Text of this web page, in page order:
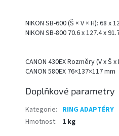
NIKON SB-600 (Š × V × H): 68 x
NIKON SB-800 70.6 x 127.4 x
CANON 430EX Rozměry (V x Š
CANON 580EX 76×137×117 mm
Doplňkové parametry
Kategorie: RING ADAPTÉRY
Hmotnost: 1 kg